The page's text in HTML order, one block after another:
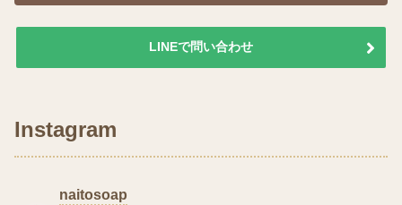
LINEで問い合わせ
Instagram
naitosoap